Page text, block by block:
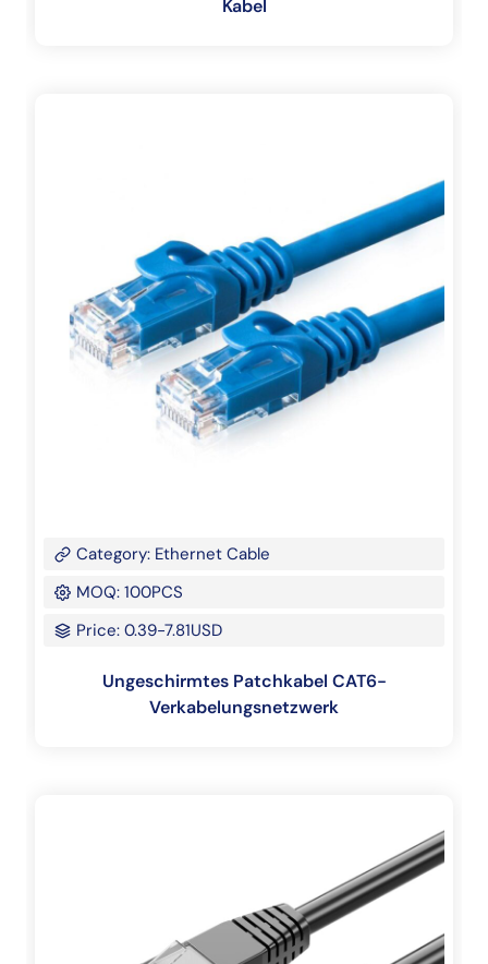
Kabel
Category: Ethernet Cable
MOQ: 100PCS
Price: 0.39-7.81USD
Ungeschirmtes Patchkabel CAT6-
Verkabelungsnetzwerk